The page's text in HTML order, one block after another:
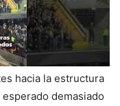
hacia la estructura
demasiado